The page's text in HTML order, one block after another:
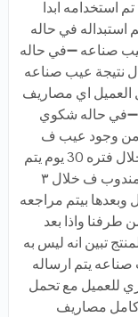
استخدامه ابدا
استبداله في حاله
صناعه ➖في حاله
نتيجة عيب صناعه
العميل اي مصاريف
➖في حاله شكوي
من وجود عيب ف
المنتج خلال فتره 30 يوم يتم
ارسال مندوب ف خلال ٣
وبعدها بيتم مراجعه
طرفنا واذا بعد
تبين انه ليس به
يتم ارساله
للعميل مع تحمل
كامل مصاريف